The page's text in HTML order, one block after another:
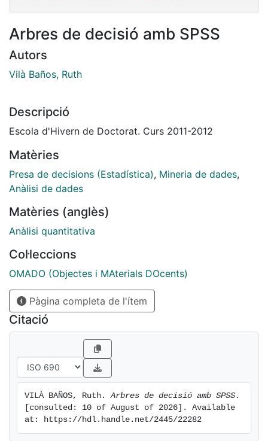
Arbres de decisió amb SPSS
Autors
Vilà Baños, Ruth
Descripció
Escola d'Hivern de Doctorat. Curs 2011-2012
Matèries
Presa de decisions (Estadística), Mineria de dades,
Anàlisi de dades
Matèries (anglès)
Anàlisi quantitativa
Col·leccions
OMADO (Objectes i MAterials DOcents)
Pàgina completa de l'ítem
Citació
VILÀ BAÑOS, Ruth. Arbres de decisió amb SPSS.
[consulted: 10 of August of 2026]. Available
at: https://hdl.handle.net/2445/22282